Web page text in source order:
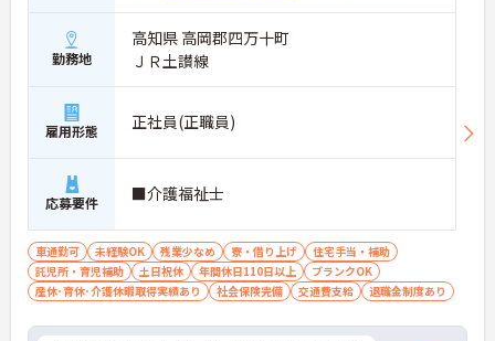
勤務地
高知県 高岡郡四万十町
ＪＲ土讃線
雇用形態 正社員(正職員)
応募要件 ■介護福祉士
車通勤可 未経験OK 残業少なめ 寮・借り上げ
住宅手当・補助
託児所・育児補助
土日祝休 年間休日110日以上
ブランクOK
産休･育休･介護休暇取得実績あり
社会保険完備 交通費支給 退職金制度あり